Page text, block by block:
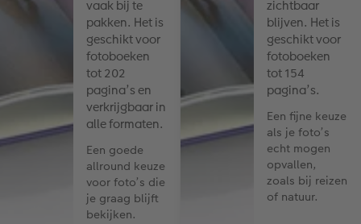
vaak bij te
pakken. Het is
geschikt voor
fotoboeken
tot 202
pagina’s en
verkrijgbaar in
alle formaten.
Een goede
allround keuze
voor foto’s die
je graag blijft
bekijken.
zichtbaar
blijven. Het is
geschikt voor
fotoboeken
tot 154
pagina’s.
Een fijne keuze
als je foto’s
echt mogen
opvallen,
zoals bij reizen
of natuur.